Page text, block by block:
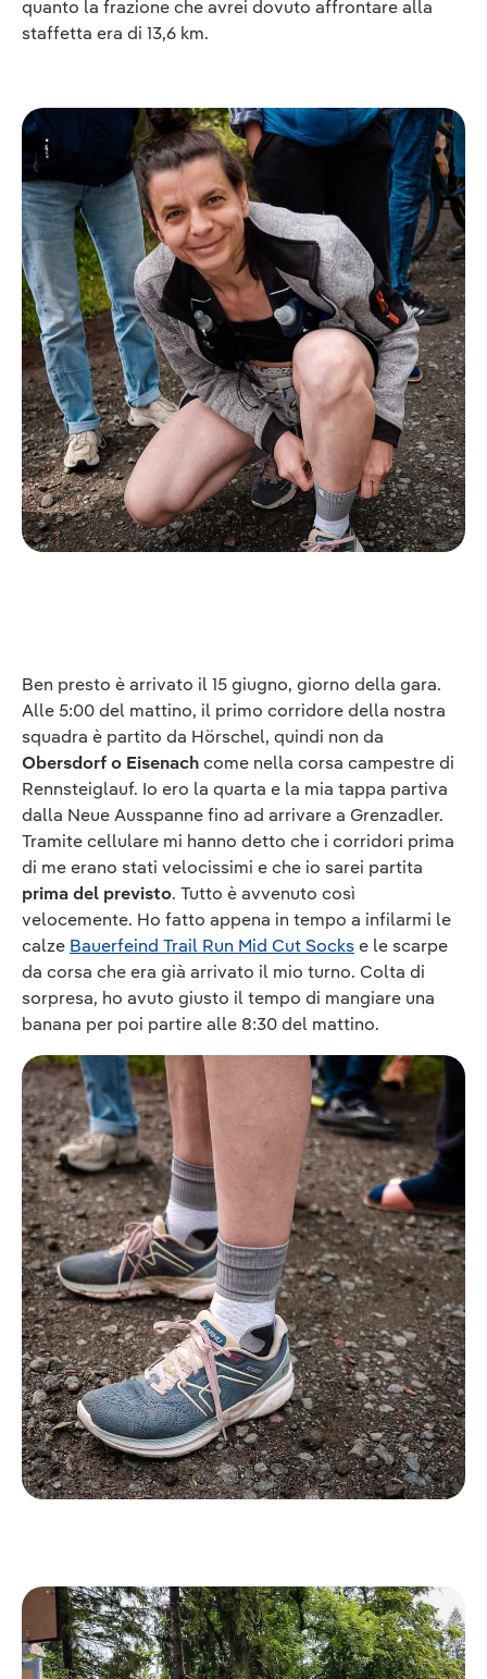
quanto la frazione che avrei dovuto affrontare alla
staffetta era di 13,6 km.
Ben presto è arrivato il 15 giugno, giorno della gara.
Alle 5:00 del mattino, il primo corridore della nostra
squadra è partito da Hörschel, quindi non da
Obersdorf o Eisenachcome nella corsa campestre di
Rennsteiglauf. Io ero la quarta e la mia tappa partiva
dalla Neue Ausspanne fino ad arrivare a Grenzadler.
Tramite cellulare mi hanno detto che i corridori prima
di me erano stati velocissimi e che io sarei partita
prima del previsto. Tutto è avvenuto così
velocemente. Ho fatto appena in tempo a infilarmi le
calze Bauerfeind Trail Run Mid Cut Sockse le scarpe
da corsa che era già arrivato il mio turno. Colta di
sorpresa, ho avuto giusto il tempo di mangiare una
banana per poi partire alle 8:30 del mattino.